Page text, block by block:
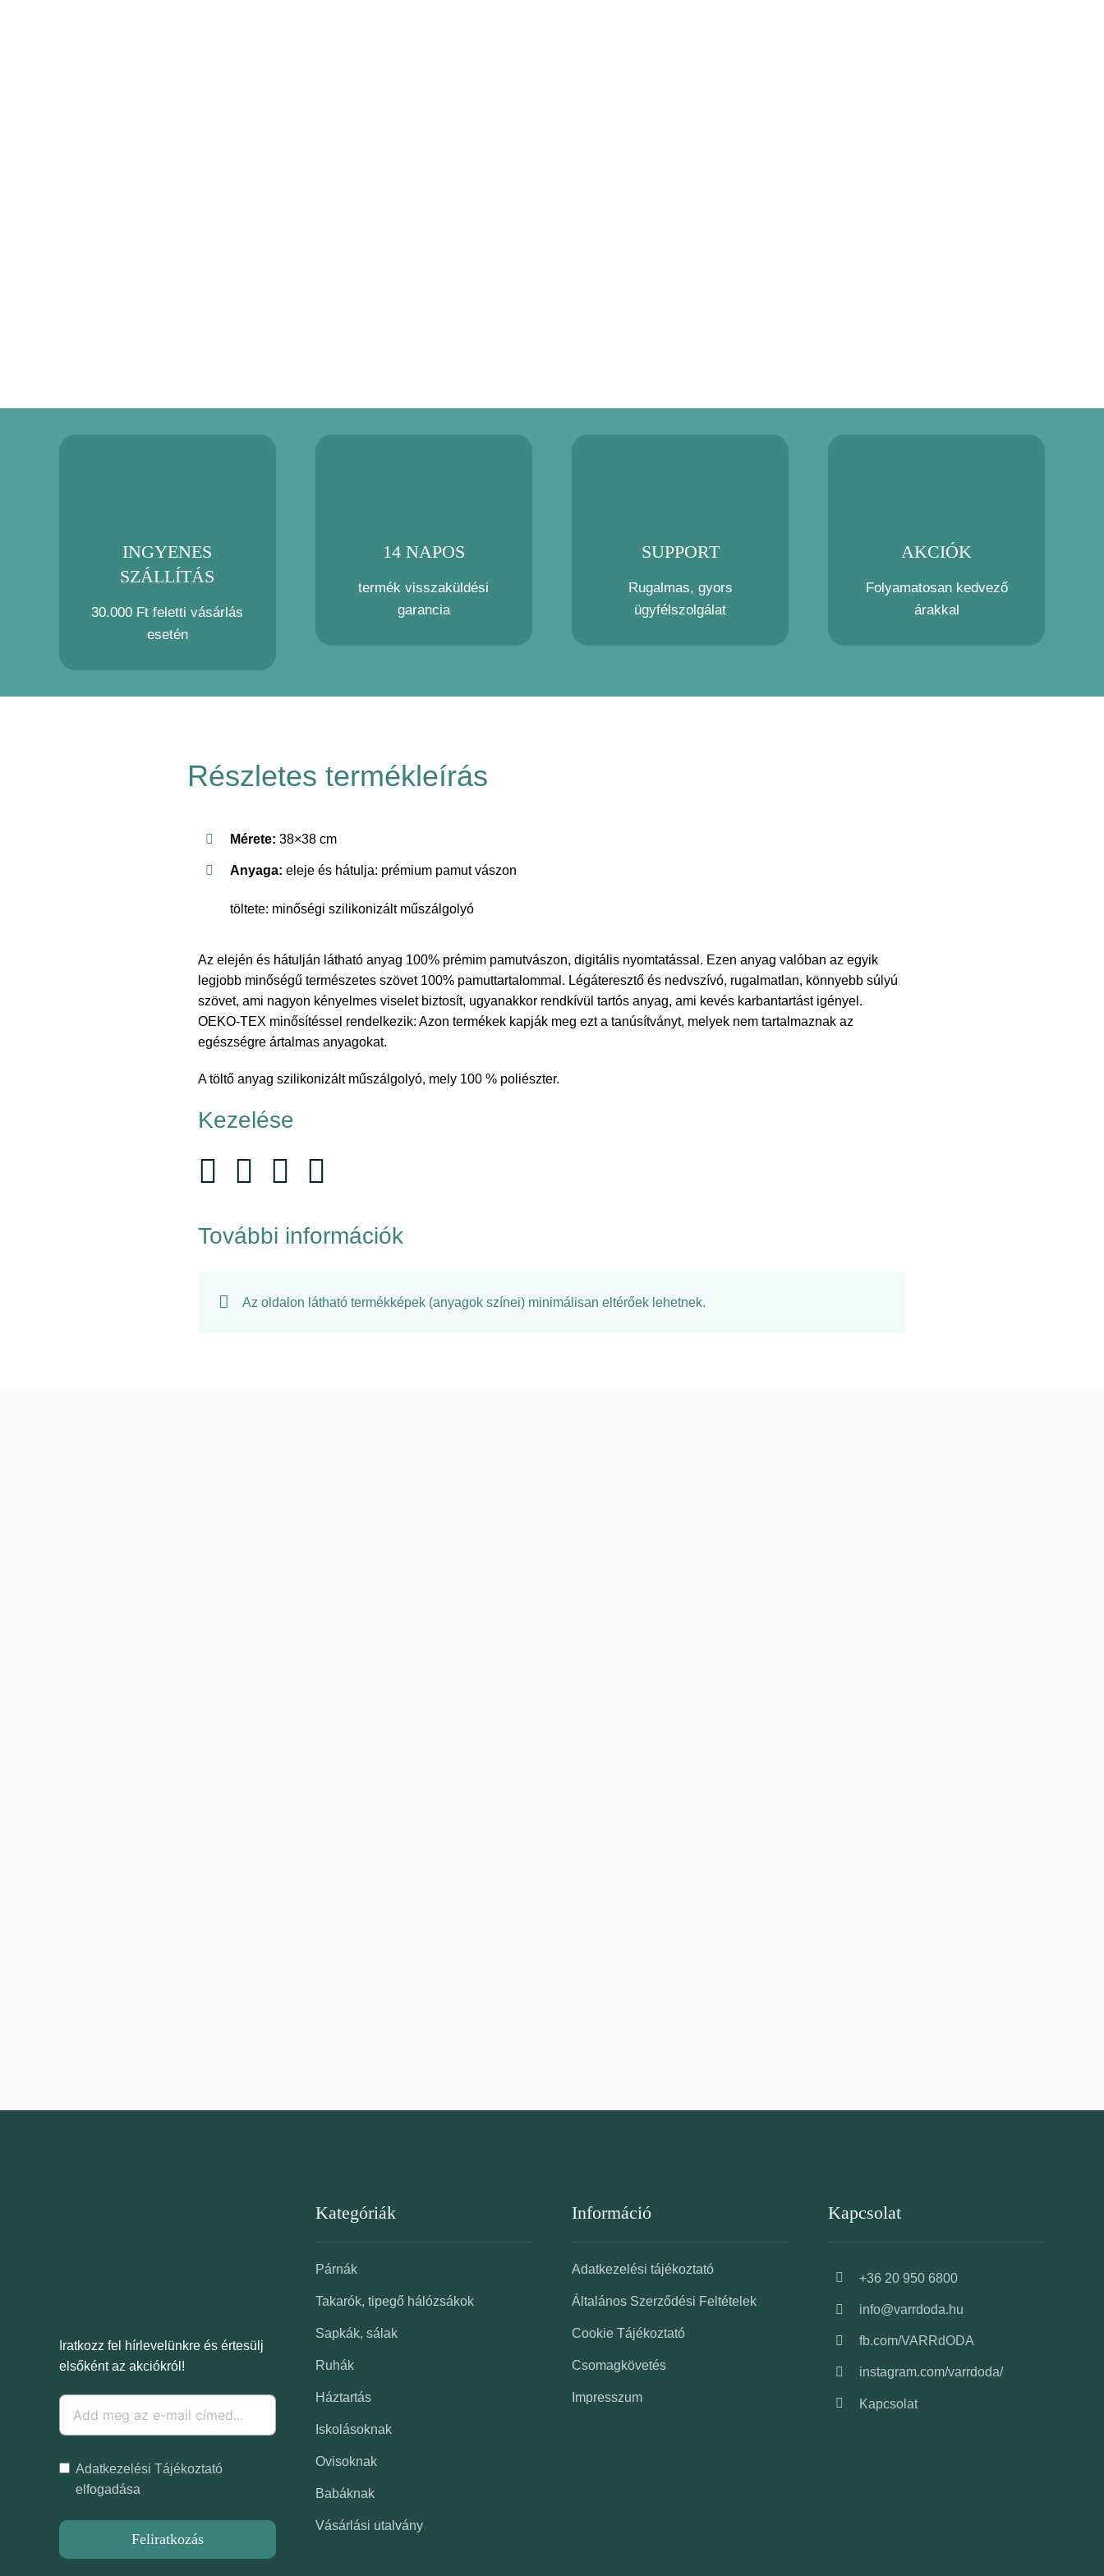
INGYENES
SZÁLLÍTÁS
30.000 Ft feletti vásárlás
esetén
14 NAPOS
termék visszaküldési
garancia
SUPPORT
Rugalmas, gyors
ügyfélszolgálat
AKCIÓK
Folyamatosan kedvező
árakkal
Részletes termékleírás
Mérete: 38×38 cm
Anyaga: eleje és hátulja: prémium pamut vászon
töltete: minőségi szilikonizált műszálgolyó
Az elején és hátulján látható anyag 100% prémim pamutvászon, digitális nyomtatással. Ezen anyag valóban az egyik
legjobb minőségű természetes szövet 100% pamuttartalommal. Légáteresztő és nedvszívó, rugalmatlan, könnyebb súlyú
szövet, ami nagyon kényelmes viselet biztosít, ugyanakkor rendkívül tartós anyag, ami kevés karbantartást igényel.
OEKO-TEX minősítéssel rendelkezik: Azon termékek kapják meg ezt a tanúsítványt, melyek nem tartalmaznak az
egészségre ártalmas anyagokat.
A töltő anyag szilikonizált műszálgolyó, mely 100 % poliészter.
Kezelése
További információk
Az oldalon látható termékképek (anyagok színei) minimálisan eltérőek lehetnek.
Iratkozz fel hírlevelünkre és értesülj
elsőként az akciókról!
Adatkezelési Tájékoztató
elfogadása
Feliratkozás
Kategóriák
Párnák
Takarók, tipegő hálózsákok
Sapkák, sálak
Ruhák
Háztartás
Iskolásoknak
Ovisoknak
Babáknak
Vásárlási utalvány
Információ
Adatkezelési tájékoztató
Általános Szerződési Feltételek
Cookie Tájékoztató
Csomagkövetés
Impresszum
Kapcsolat
+36 20 950 6800
info@varrdoda.hu
fb.com/VARRdODA
instagram.com/varrdoda/
Kapcsolat